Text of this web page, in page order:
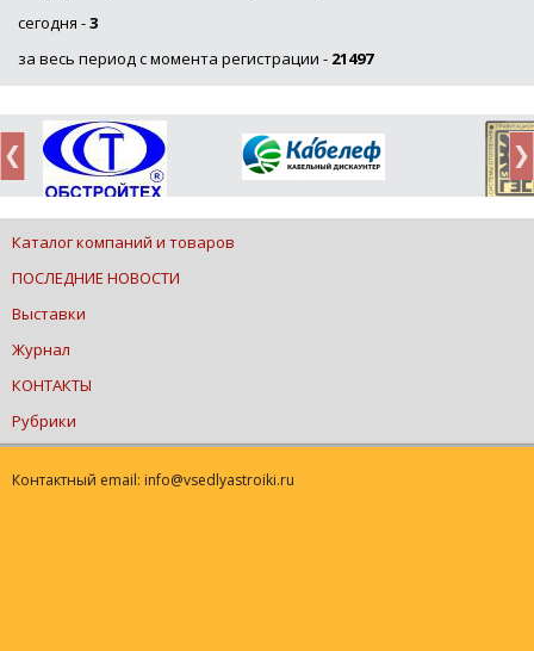
сегодня -3
за весь период с момента регистрации - 21497
Каталог компаний и товаров
ПОСЛЕДНИЕ НОВОСТИ
Выставки
Журнал
КОНТАКТЫ
Рубрики
Контактный email: info@vsedlyastroiki.ru